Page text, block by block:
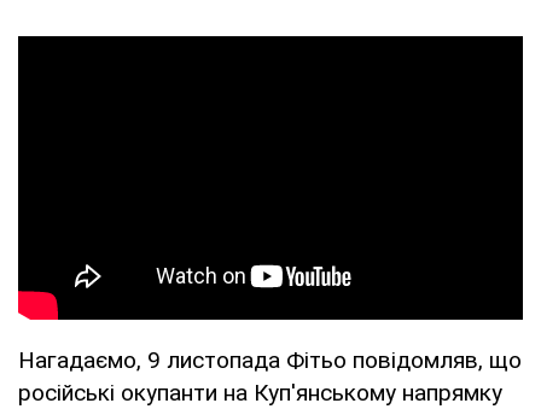
Нагадаємо, 9 листопада Фітьо повідомляв, що
російські окупанти на Куп'янському напрямку